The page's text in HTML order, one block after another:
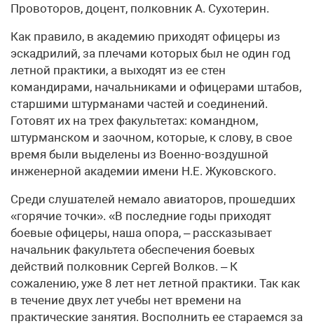
Провоторов, доцент, полковник А. Сухотерин.
Как правило, в академию приходят офицеры из
эскадрилий, за плечами которых был не один год
летной практики, а выходят из ее стен
командирами, начальниками и офицерами штабов,
старшими штурманами частей и соединений.
Готовят их на трех факультетах: командном,
штурманском и заочном, которые, к слову, в свое
время были выделены из Военно-воздушной
инженерной академии имени Н.Е. Жуковского.
Среди слушателей немало авиаторов, прошедших
«горячие точки». «В последние годы приходят
боевые офицеры, наша опора, – рассказывает
начальник факультета обеспечения боевых
действий полковник Сергей Волков. – К
сожалению, уже 8 лет нет летной практики. Так как
в течение двух лет учебы нет времени на
практические занятия. Восполнить ее стараемся за